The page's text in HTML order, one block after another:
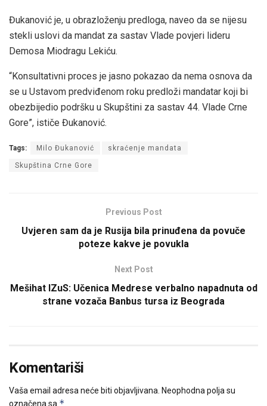
Đukanović je, u obrazloženju predloga, naveo da se nijesu
stekli uslovi da mandat za sastav Vlade povjeri lideru
Demosa Miodragu Lekiću.
“Konsultativni proces je jasno pokazao da nema osnova da
se u Ustavom predviđenom roku predloži mandatar koji bi
obezbijedio podršku u Skupštini za sastav 44. Vlade Crne
Gore”, ističe Đukanović.
Tags: Milo Đukanović skraćenje mandata
Skupština Crne Gore
Previous Post
Uvjeren sam da je Rusija bila prinuđena da povuče
poteze kakve je povukla
Next Post
Mešihat IZuS: Učenica Medrese verbalno napadnuta od
strane vozača Banbus tursa iz Beograda
Komentariši
Vaša email adresa neće biti objavljivana. Neophodna polja su
označena sa *